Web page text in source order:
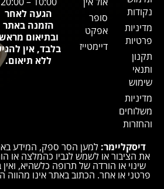
נקודות
מדיניות
פרטיות
תקנון
ותנאי
שימוש
מדיניות
משלוחים
והחזרות
סופר
אפקט
דיימטייז
הגעה לאחר
הזמנה באתר
ובתיאום
בלבד, אין
ללא תיאום.
דיסקליימר: למען הסר ספק, המידע
את הציבור או לשמש לגביו כהמלצה או
שינוי או הורדה של תרופה כלשהיא, ואין
פרטני או אחר. הכתוב באתר אינו